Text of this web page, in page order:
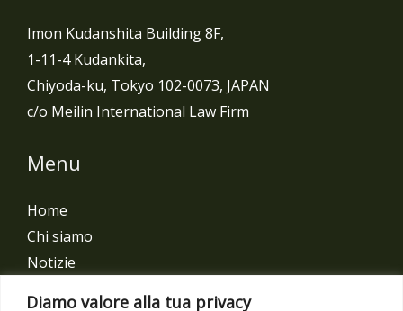
Diamo valore alla tua privacy
Imon Kudanshita Building 8F,
1-11-4 Kudankita,
Chiyoda-ku, Tokyo 102-0073, JAPAN
c/o Meilin International Law Firm
Menu
Home
Chi siamo
Notizie